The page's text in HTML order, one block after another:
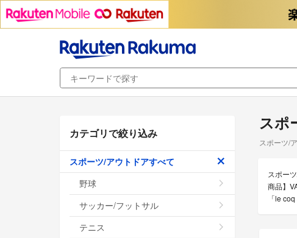
スポ
スポーツ/
スポー
商品】
「le
カテゴリで絞り込み
スポーツ/アウトドアすべて
野球
サッカー/フットサル
テニス